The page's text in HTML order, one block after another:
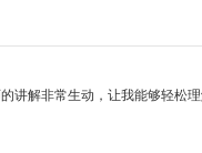
讲解非常生动，让我能够轻松理